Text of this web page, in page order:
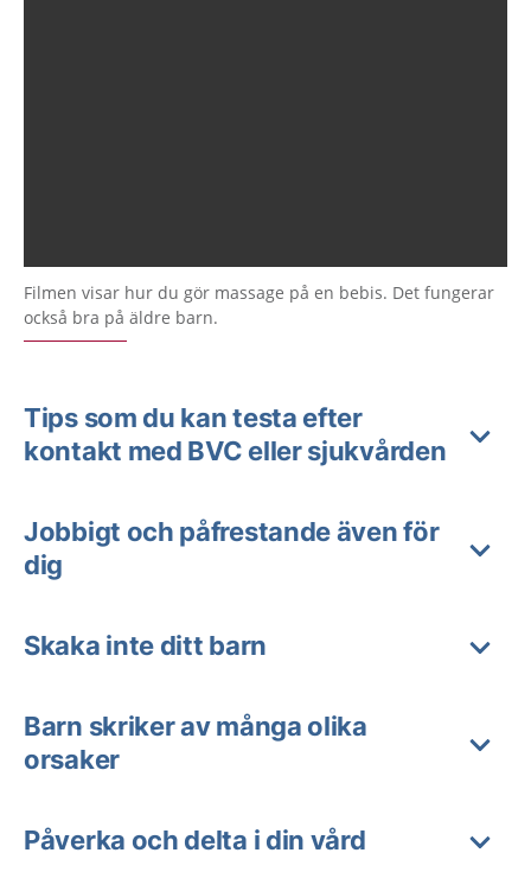
Filmen visar hur du gör massage på en bebis. Det fungerar
också bra på äldre barn.
Tips som du kan testa efter
kontakt med BVC eller sjukvården
Jobbigt och påfrestande även för
dig
Skaka inte ditt barn
Barn skriker av många olika
orsaker
Påverka och delta i din vård